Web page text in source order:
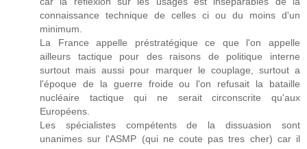
connaissance technique de celles ci ou du moins d'un
minimum.
La France appelle préstratégique ce que l'on appelle
ailleurs tactique pour des raisons de politique interne
surtout mais aussi pour marquer le couplage, surtout a
l'époque de la guerre froide ou l'on refusait la bataille
nucléaire tactique qui ne serait circonscrite qu'aux
Européens.
Les spécialistes compétents de la dissuasion sont
unanimes sur l'ASMP (qui ne coute pas tres cher) car il